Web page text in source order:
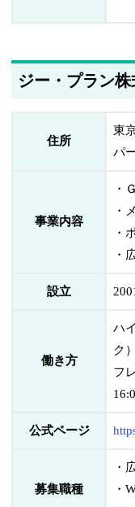
ジー・プラン
住所
東
パ
事業内容
・
・
・
・
設立
働き方
ハ
ク）
フ
公式ページ
募集職種
・
・